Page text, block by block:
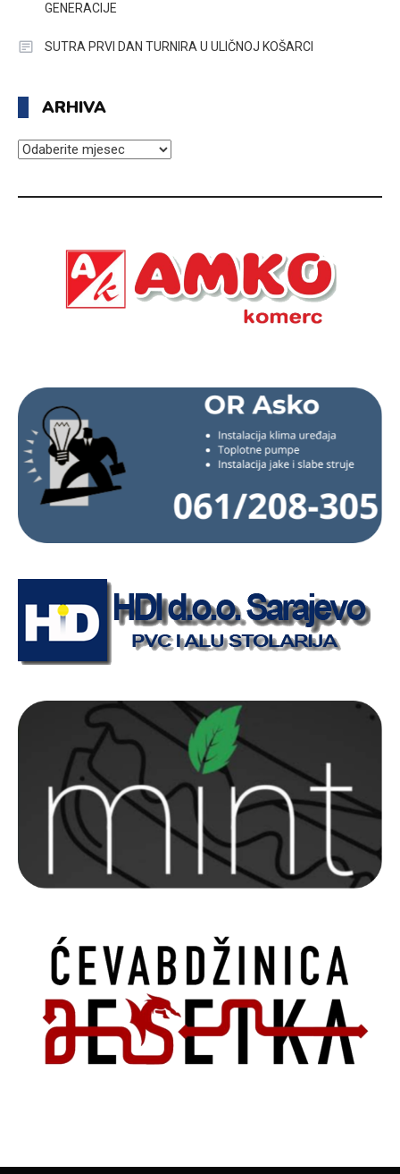
GENERACIJE
SUTRA PRVI DAN TURNIRA U ULIČNOJ KOŠARCI
ARHIVA
ARHIVA